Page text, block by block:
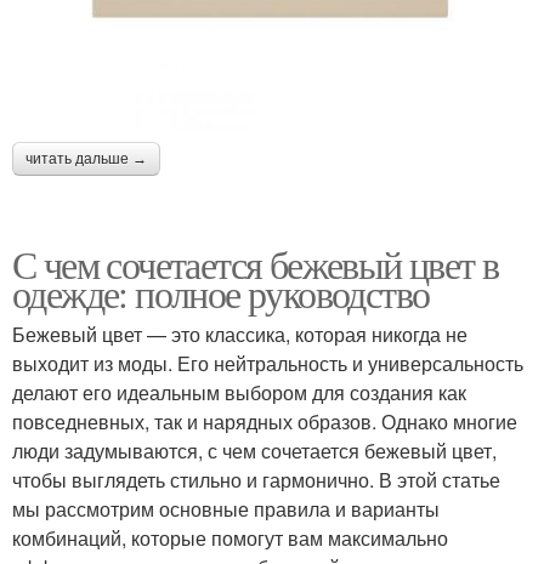
читать дальше →
С чем сочетается бежевый цвет в
одежде: полное руководство
Бежевый цвет — это классика, которая никогда не
выходит из моды. Его нейтральность и универсальность
делают его идеальным выбором для создания как
повседневных, так и нарядных образов. Однако многие
люди задумываются, с чем сочетается бежевый цвет,
чтобы выглядеть стильно и гармонично. В этой статье
мы рассмотрим основные правила и варианты
комбинаций, которые помогут вам максимально